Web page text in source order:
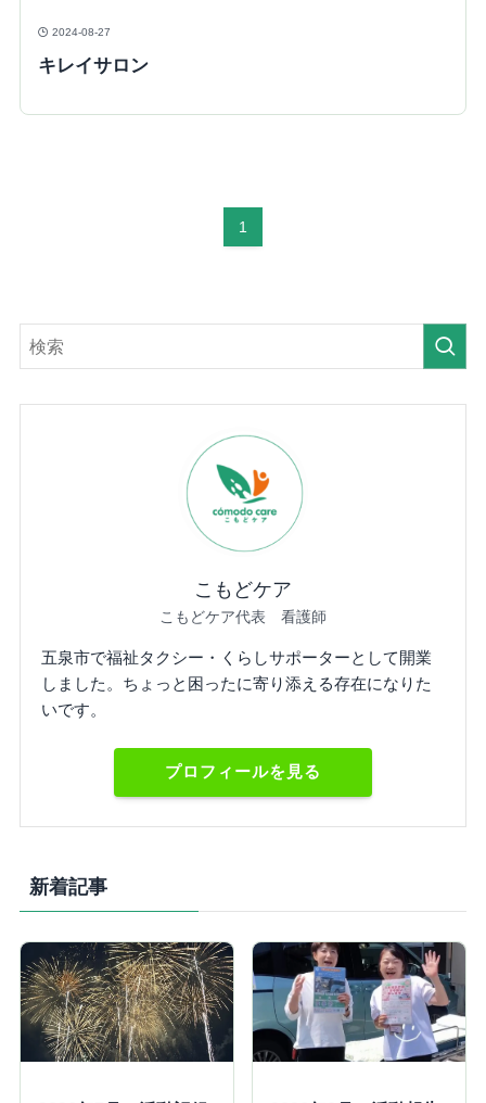
キレイサロン
2024-08-27
1
こもどケア
こもどケア代表 看護師
五泉市で福祉タクシー・くらしサポーターとして開業
しました。ちょっと困ったに寄り添える存在になりた
いです。
プロフィールを見る
新着記事